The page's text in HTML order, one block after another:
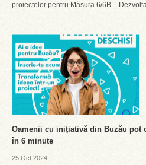
proiectelor pentru Măsura 6/6B –
Oamenii cu inițiativă din Buzău pot
în 6 minute
25 Oct 2024